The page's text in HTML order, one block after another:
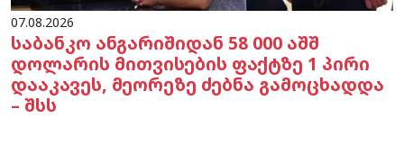
07.08.2026
საბანკო ანგარიშიდან 58 000 აშშ
დოლარის მითვისების ფაქტზე 1 პირი
დააკავეს, მეორეზე ძებნა გამოცხადდა
– შსს